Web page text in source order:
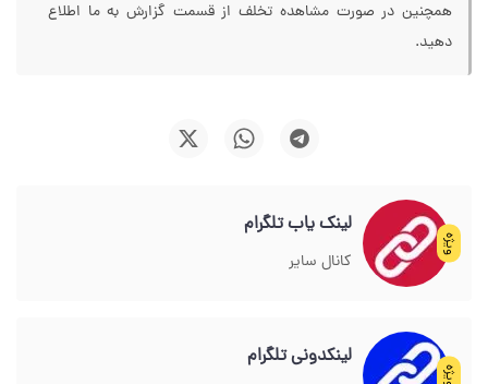
همچنین در صورت مشاهده تخلف از قسمت گزارش به ما اطلاع
دهید.
ویژه
لینک یاب تلگرام
کانال سایر
ویژه
لینکدونی تلگرام